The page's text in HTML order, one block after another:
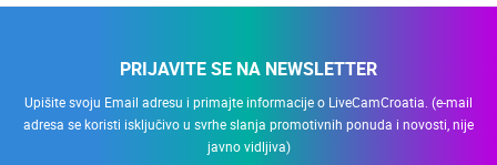
PRIJAVITE SE NA NEWSLETTER
Upišite svoju Email adresu i primajte informacije o LiveCamCroatia. (e-mail
adresa se koristi isključivo u svrhe slanja promotivnih ponuda i novosti, nije
javno vidljiva)